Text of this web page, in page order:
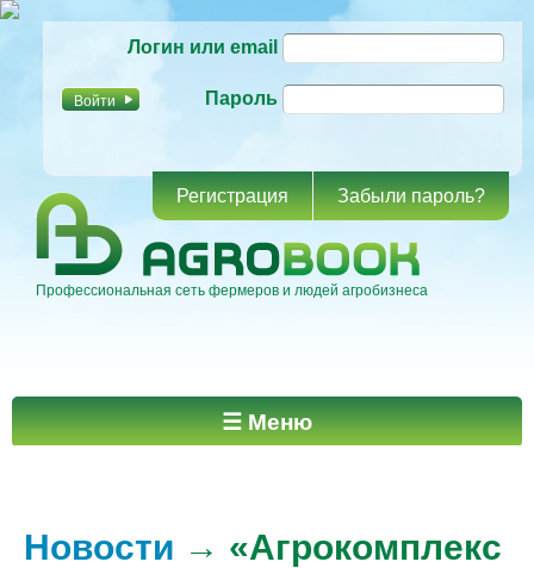
основному
Логин или email
Пароль
Регистрация Забыли пароль?
Профессиональная сеть фермеров и людей агробизнеса
Главное меню ☰ Меню
Новости → «Агрокомплекс